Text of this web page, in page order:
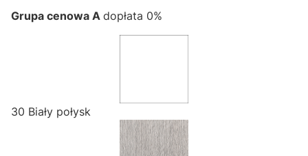
Grupa cenowa A dopłata 0%
30 Biały połysk